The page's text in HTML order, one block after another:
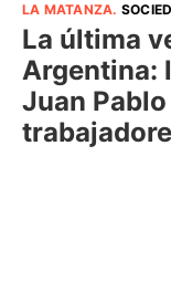
LA MATANZA.
La última
Argentina:
Juan